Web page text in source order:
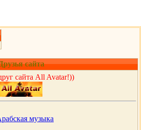
сайта
сайта All Avatar!))